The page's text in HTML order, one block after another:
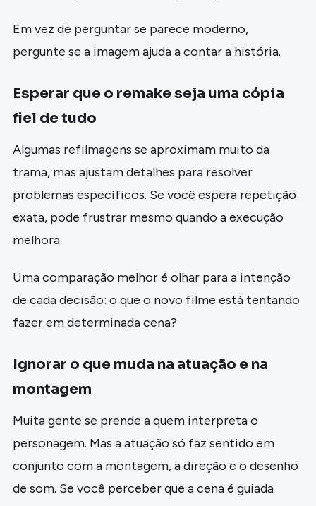
Em vez de perguntar se parece moderno,
pergunte se a imagem ajuda a contar a história.
Esperar que o remake seja uma cópia
fiel de tudo
Algumas refilmagens se aproximam muito da
trama, mas ajustam detalhes para resolver
problemas específicos. Se você espera repetição
exata, pode frustrar mesmo quando a execução
melhora.
Uma comparação melhor é olhar para a intenção
de cada decisão: o que o novo filme está tentando
fazer em determinada cena?
Ignorar o que muda na atuação e na
montagem
Muita gente se prende a quem interpreta o
personagem. Mas a atuação só faz sentido em
conjunto com a montagem, a direção e o desenho
de som. Se você perceber que a cena é guiada